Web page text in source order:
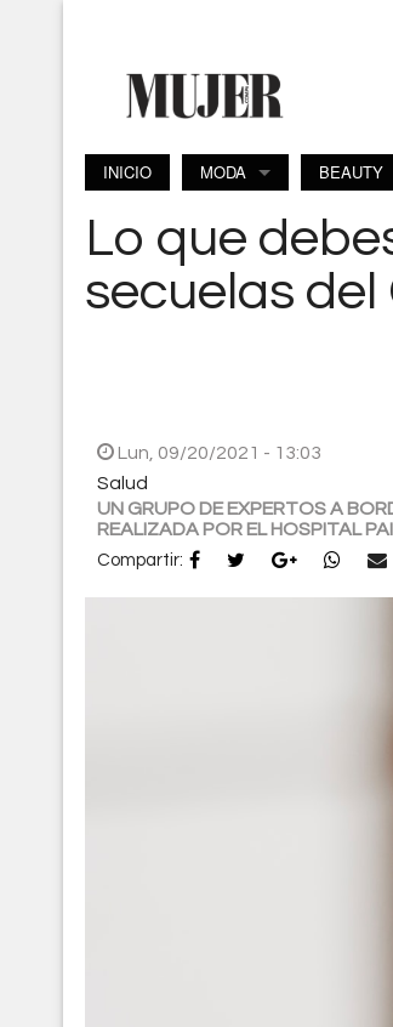
INICIO MODA BEAUTY
Lo que
secuelas del
Lun, 09/20/2021 - 13:03
Salud
UN GRUPO DE EXPERTOS A
REALIZADA POR EL HOSPITAL
Compartir: